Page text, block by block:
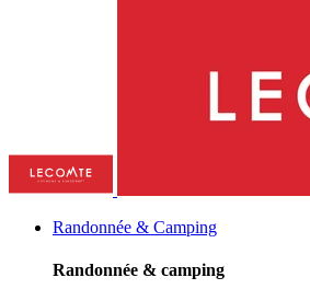
Randonnée & Camping
Randonnée & camping